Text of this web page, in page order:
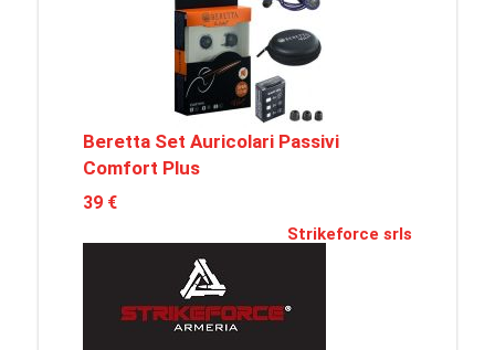
Beretta Set Auricolari Passivi
Comfort Plus
39 €
Strikeforce srls